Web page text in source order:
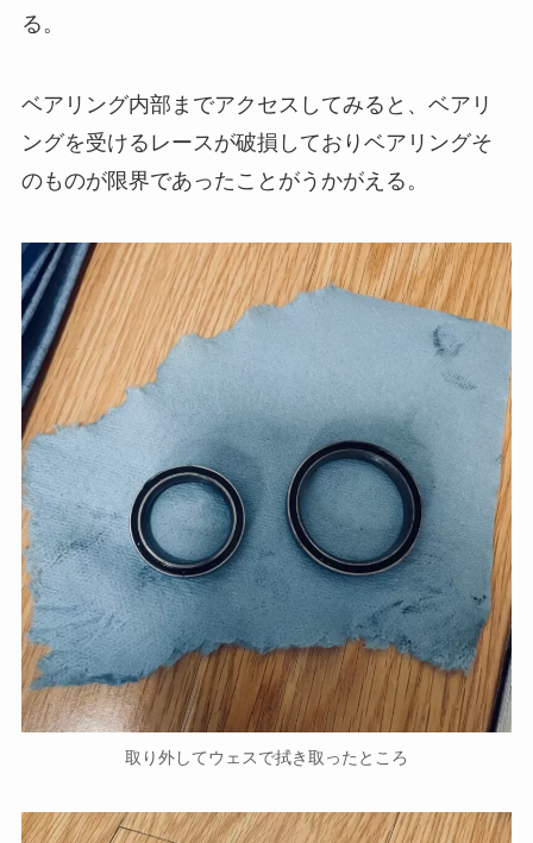
る。
ベアリング内部までアクセスしてみると、ベアリ
ングを受けるレースが破損しておりベアリングそ
のものが限界であったことがうかがえる。
取り外してウェスで拭き取ったところ